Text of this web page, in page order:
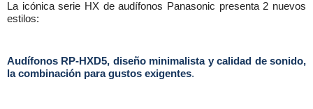
La icónica serie HX de audífonos Panasonic presenta 2 nuevos
estilos:
Audífonos RP-HXD5, diseño minimalista y calidad de sonido,
la combinación para gustos exigentes.